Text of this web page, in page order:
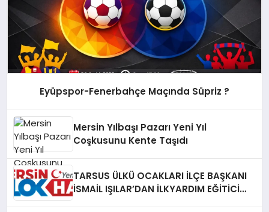
Eyüpspor-Fenerbahçe Maçında Süpriz ?
Mersin Yılbaşı Pazarı Yeni Yıl
Coşkusunu Kente Taşıdı
TARSUS ÜLKÜ OCAKLARI İLÇE BAŞKANI
İSMAİL IŞILAR’DAN İLKYARDIM EĞİTİCİ